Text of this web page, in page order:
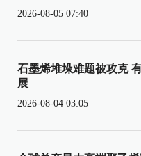
2026-08-05 07:40
石墨烯堆垛难题被攻克
展
2026-08-04 03:05